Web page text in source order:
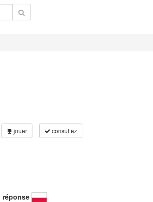
jouer consultez
réponse